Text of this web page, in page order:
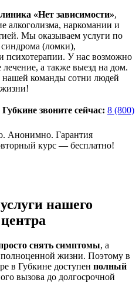
«Нет зависимости»,
алкоголизма, наркомании и
Мы оказываем услуги по
(ломки),
психотерапии. У нас возможно
а также выезд на дом.
нашей команды сотни людей
жизни!
звоните сейчас: 8 (800)
Анонимно. Гарантия
курс — бесплатно!
нашего
снять симптомы, а
полноценной жизни. Поэтому в
в Губкине доступен полный
вызова до долгосрочной